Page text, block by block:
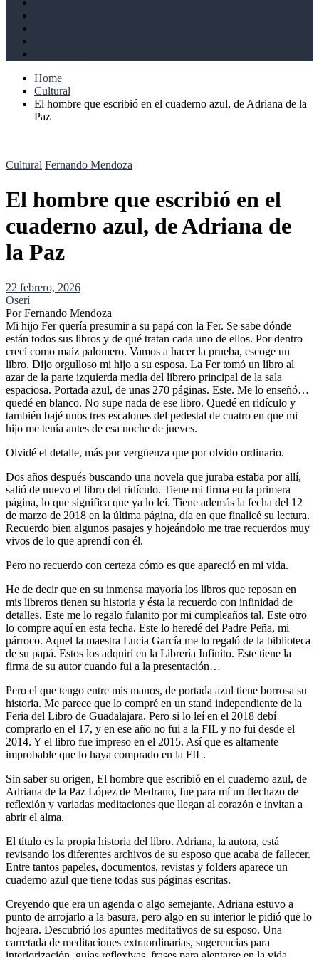
Home
Cultural
El hombre que escribió en el cuaderno azul, de Adriana de la
Paz
Cultural Fernando Mendoza
El hombre que escribió en el
cuaderno azul, de Adriana de
la Paz
22 febrero, 2026
Oserí
Por Fernando Mendoza
Mi hijo Fer quería presumir a su papá con la Fer. Se sabe dónde
están todos sus libros y de qué tratan cada uno de ellos. Por dentro
crecí como maíz palomero. Vamos a hacer la prueba, escoge un
libro. Dijo orgulloso mi hijo a su esposa. La Fer tomó un libro al
azar de la parte izquierda media del librero principal de la sala
espaciosa. Portada azul, de unas 270 páginas. Este. Me lo enseñó…
quedé en blanco. No supe nada de ese libro. Quedé en ridículo y
también bajé unos tres escalones del pedestal de cuatro en que mi
hijo me tenía antes de esa noche de jueves.
Olvidé el detalle, más por vergüenza que por olvido ordinario.
Dos años después buscando una novela que juraba estaba por allí,
salió de nuevo el libro del ridículo. Tiene mi firma en la primera
página, lo que significa que ya lo leí. Tiene además la fecha del 12
de marzo de 2018 en la última página, día en que finalicé su lectura.
Recuerdo bien algunos pasajes y hojeándolo me trae recuerdos muy
vivos de lo que aprendí con él.
Pero no recuerdo con certeza cómo es que apareció en mi vida.
He de decir que en su inmensa mayoría los libros que reposan en
mis libreros tienen su historia y ésta la recuerdo con infinidad de
detalles. Este me lo regalo fulanito por mi cumpleaños tal. Este otro
lo compre aquí en esta fecha. Este lo heredé del Padre Peña, mi
párroco. Aquel la maestra Lucia García me lo regaló de la biblioteca
de su papá. Estos los adquirí en la Librería Infinito. Este tiene la
firma de su autor cuando fui a la presentación…
Pero el que tengo entre mis manos, de portada azul tiene borrosa su
historia. Me parece que lo compré en un stand independiente de la
Feria del Libro de Guadalajara. Pero si lo leí en el 2018 debí
comprarlo en el 17, y en ese año no fui a la FIL y no fui desde el
2014. Y el libro fue impreso en el 2015. Así que es altamente
improbable que lo haya comprado en la FIL.
Sin saber su origen, El hombre que escribió en el cuaderno azul, de
Adriana de la Paz López de Medrano, fue para mí un flechazo de
reflexión y variadas meditaciones que llegan al corazón e invitan a
abrir el alma.
El título es la propia historia del libro. Adriana, la autora, está
revisando los diferentes archivos de su esposo que acaba de fallecer.
Entre tantos papeles, documentos, revistas y folders aparece un
cuaderno azul que tiene todas sus páginas escritas.
Creyendo que era un agenda o algo semejante, Adriana estuvo a
punto de arrojarlo a la basura, pero algo en su interior le pidió que lo
hojeara. Descubrió los apuntes meditativos de su esposo. Una
carretada de meditaciones extraordinarias, sugerencias para